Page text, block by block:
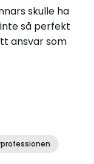
skulle ha
så perfekt
ansvar som